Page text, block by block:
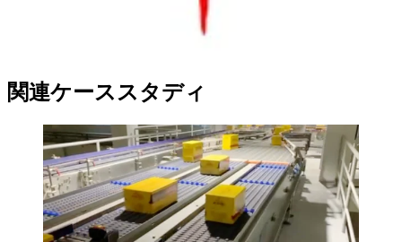
関連ケーススタディ